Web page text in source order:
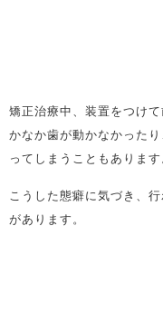
矯正治療中、装置をつけ
かなか歯が動かなかった
ってしまうこともあります
こうした態癖に気づき、
があります。